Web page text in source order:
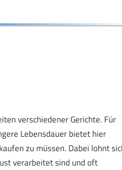
verschiedener Gerichte. Für
Lebensdauer bietet hier
zu müssen. Dabei lohnt
verarbeitet sind und oft